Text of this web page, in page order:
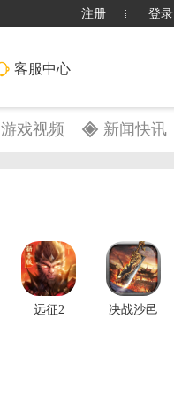
登录
注册
客服中心
游戏视频 新闻快讯
远征2 决战沙邑